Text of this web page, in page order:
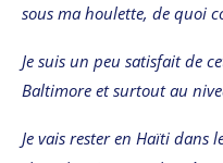
sous ma houlette, de quoi
Je suis un peu satisfait de
Baltimore et surtout au
Je vais rester en Haïti dans